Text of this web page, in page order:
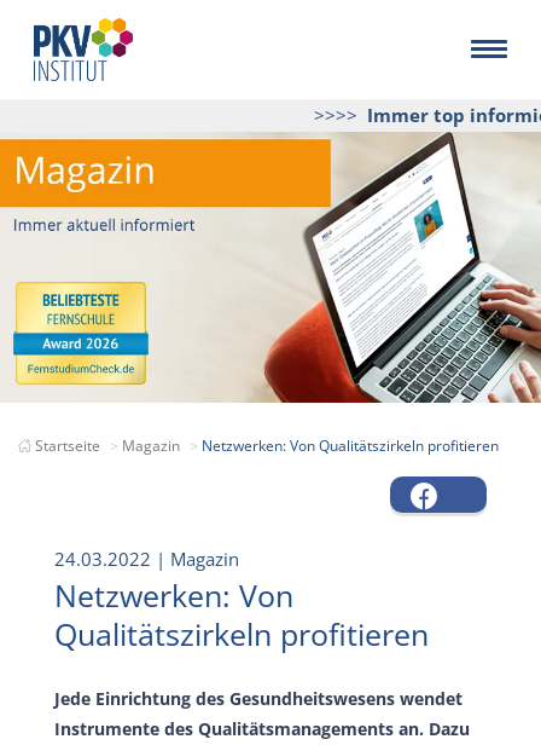
>>>>Immer top informiert
Startseite Magazin Netzwerken: Von Qualitätszirkeln profitieren
24.03.2022 | Magazin
Netzwerken: Von
Qualitätszirkeln profitieren
Jede Einrichtung des Gesundheitswesens wendet
Instrumente des Qualitätsmanagements an. Dazu